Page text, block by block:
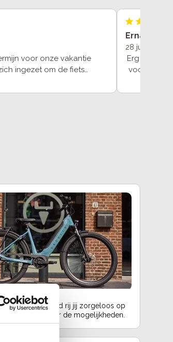
voor onze vakantie
ingezet om de fiets
contacten, TOP!!
Erna
28 juli 2026
Erg fijn
voor onze
bedrag per maand rij jij zorgeloos op
Vraag ons naar de mogelijkheden.